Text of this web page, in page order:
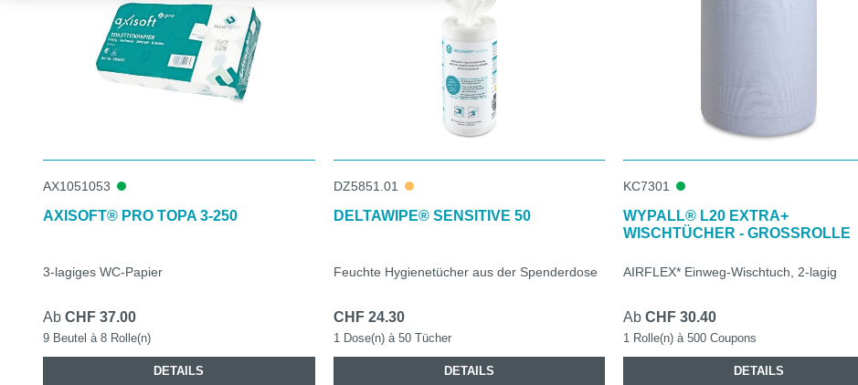
AX1051053
AXISOFT® PRO TOPA 3-250
3-lagiges WC-Papier
Ab CHF 37.00
9 Beutel à 8 Rolle(n)
DETAILS
DZ5851.01
DELTAWIPE® SENSITIVE 50
Feuchte Hygienetücher aus der Spenderdose
CHF 24.30
1 Dose(n) à 50 Tücher
DETAILS
KC7301
WYPALL® L20 EXTRA+
WISCHTÜCHER - GROSSROLLE
AIRFLEX* Einweg-Wischtuch, 2-lagig
Ab CHF 30.40
1 Rolle(n) à 500 Coupons
DETAILS